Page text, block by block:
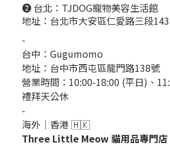
❷ 台北： TJDOG寵物美容生活館
地址：台北市大安區仁愛路三段
-
台中： Gugumomo
地址： 台中市西屯區龍門路138號
營業時間：10:00-18:00 (平日)、
禮拜天公休
-
海外｜香港 🇭🇰
Three Little Meow 貓用品專門店